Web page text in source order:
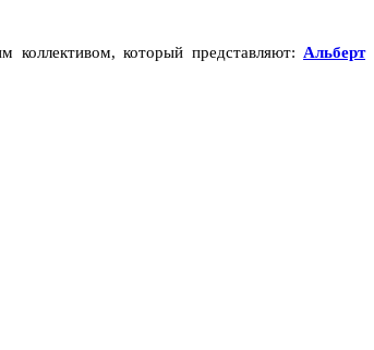
коллективом, который представляют: Альберт